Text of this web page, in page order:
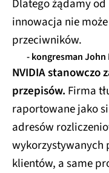
Dlatego żądamy
innowacja nie
przeciwników.
- kongresman John
NVIDIA stanowczo
przepisów. Firma
raportowane jako
adresów
wykorzystywanych
klientów, a same